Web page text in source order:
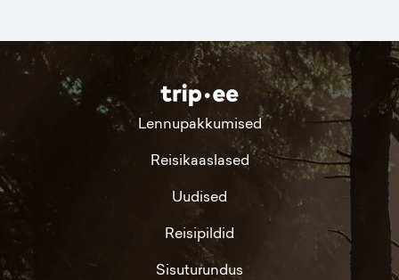
Lennupakkumised
Reisikaaslased
Uudised
Reisipildid
Sisuturundus